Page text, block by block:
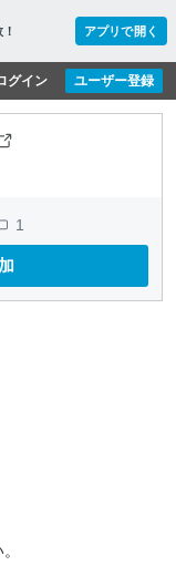
アプリで開く
ユーザー登録
グイン
1